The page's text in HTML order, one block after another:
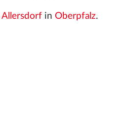
Allersdorf in Oberpfalz.